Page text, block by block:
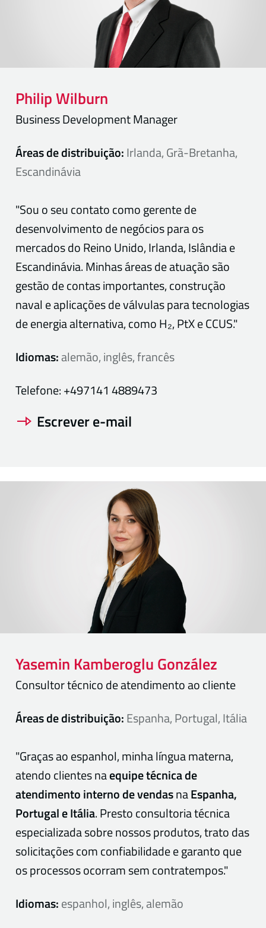
PhilipWilburn
Business Development Manager
Áreas de distribuição:Irlanda, Grã-Bretanha,
Escandinávia
"Sou o seu contato como gerente de
desenvolvimento de negócios para os
mercados do Reino Unido, Irlanda, Islândia e
Escandinávia. Minhas áreas de atuação são
gestão de contas importantes, construção
naval e aplicações de válvulas para tecnologias
de energia alternativa, como H₂, PtX e CCUS."
Idiomas:alemão, inglês, francês
Telefone:+497141 4889473
Escrever e-mail
Yasemin Kamberoglu González
Consultor técnico de atendimento ao cliente
Áreas de distribuição:Espanha, Portugal, Itália
"Graças ao espanhol, minha língua materna,
atendo clientes naequipe técnica de
atendimento interno de vendasnaEspanha,
Portugal e Itália. Presto consultoria técnica
especializada sobre nossos produtos, trato das
solicitações com confiabilidade e garanto que
os processos ocorram sem contratempos."
Idiomas:espanhol, inglês, alemão